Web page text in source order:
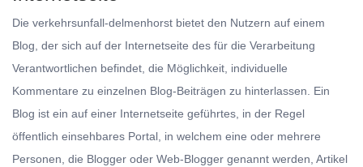
Die verkehrsunfall-delmenhorst bietet den Nutzern auf einem
Blog, der sich auf der Internetseite des für die Verarbeitung
Verantwortlichen befindet, die Möglichkeit, individuelle
Kommentare zu einzelnen Blog-Beiträgen zu hinterlassen. Ein
Blog ist ein auf einer Internetseite geführtes, in der Regel
öffentlich einsehbares Portal, in welchem eine oder mehrere
Personen, die Blogger oder Web-Blogger genannt werden, Artikel